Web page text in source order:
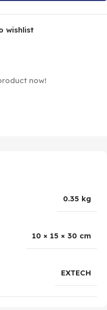
wishlist
now!
0.35 kg
10 × 15 × 30 cm
EXTECH